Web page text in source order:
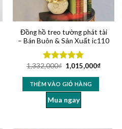
Đồng hồ treo tường phát tài
– Bán Buôn & Sản Xuất ic110
Được xếp
5 sao
1,332,000₫ 1,015,000₫
THÊM VÀO GIỎ HÀNG
Mua ngay